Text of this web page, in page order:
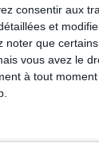
consentir aux
et
noter que
vous avez le
à tout
de la
rapprocher